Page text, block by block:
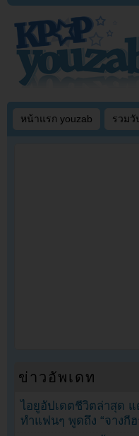
หน้าแรก youzab รวมวั
ข่าวอัพเดท
ไอยูอัปเดตชีวิตล่าสุด
ทำแฟนๆ พูดถึง “จางกีฮ